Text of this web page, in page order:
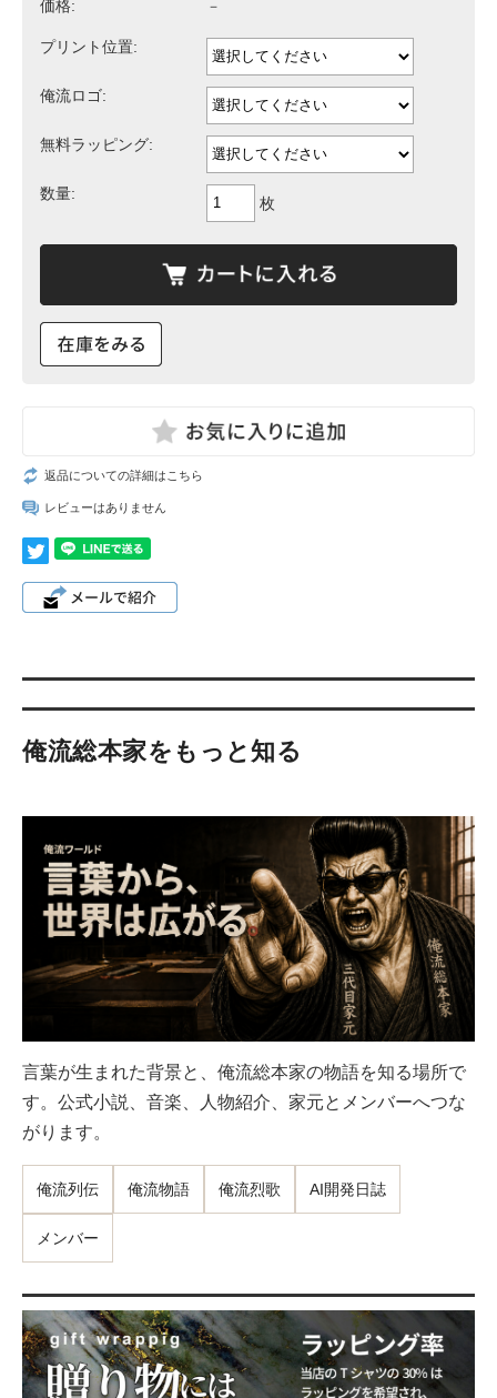
価格: －
プリント位置:
俺流ロゴ:
無料ラッピング:
数量:
枚
返品についての詳細はこちら
レビューはありません
俺流総本家をもっと知る
言葉が生まれた背景と、俺流総本家の物語を知る場所で
す。公式小説、音楽、人物紹介、家元とメンバーへつな
がります。
俺流列伝 俺流物語 俺流烈歌 AI開発日誌
メンバー